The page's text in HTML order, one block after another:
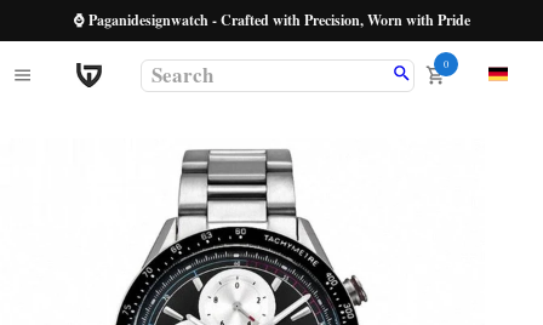
⌚ Paganidesignwatch - Crafted with Precision, Worn with Pride
0